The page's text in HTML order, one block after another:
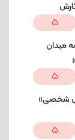
5
1405 مدرسه میدان
5
شخصی»
5